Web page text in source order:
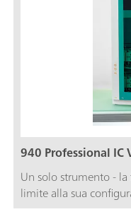
940 Professional IC
Un solo strumento -
limite alla sua